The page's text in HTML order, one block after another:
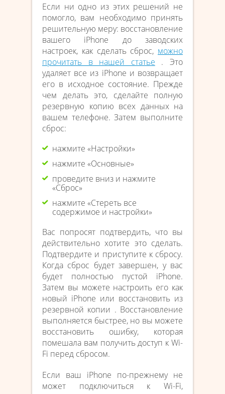
Если ни одно из этих решений не
помогло, вам необходимо принять
решительную меру: восстановление
вашего iPhone до заводских
настроек, как сделать сброс, можно
прочитать в нашей статье . Это
удаляет все из iPhone и возвращает
его в исходное состояние. Прежде
чем делать это, сделайте полную
резервную копию всех данных на
вашем телефоне. Затем выполните
сброс:
нажмите «Настройки»
нажмите «Основные»
проведите вниз и нажмите
«Сброс»
нажмите «Стереть все
содержимое и настройки»
Вас попросят подтвердить, что вы
действительно хотите это сделать.
Подтвердите и приступите к сбросу.
Когда сброс будет завершен, у вас
будет полностью пустой iPhone.
Затем вы можете настроить его как
новый iPhone или восстановить из
резервной копии . Восстановление
выполняется быстрее, но вы можете
восстановить ошибку, которая
помешала вам получить доступ к Wi-
Fi перед сбросом.
Если ваш iPhone по-прежнему не
может подключиться к Wi-Fi,